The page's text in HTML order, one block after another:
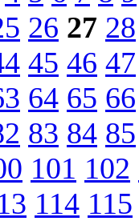
26 27 28
45 46 47
64 65 66
83 84 85
101 102
114 115